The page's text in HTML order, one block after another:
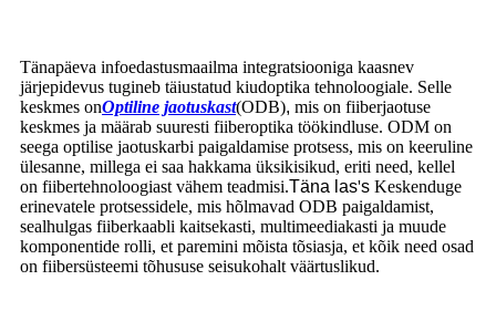
Tänapäeva infoedastusmaailma integratsiooniga kaasnev
järjepidevus tugineb täiustatud kiudoptika tehnoloogiale. Selle
keskmes onOptiline jaotuskast(ODB), mis on fiiberjaotuse
keskmes ja määrab suuresti fiiberoptika töökindluse. ODM on
seega optilise jaotuskarbi paigaldamise protsess, mis on keeruline
ülesanne, millega ei saa hakkama üksikisikud, eriti need, kellel
on fiibertehnoloogiast vähem teadmisi.Täna las's Keskenduge
erinevatele protsessidele, mis hõlmavad ODB paigaldamist,
sealhulgas fiiberkaabli kaitsekasti, multimeediakasti ja muude
komponentide rolli, et paremini mõista tõsiasja, et kõik need osad
on fiibersüsteemi tõhususe seisukohalt väärtuslikud.